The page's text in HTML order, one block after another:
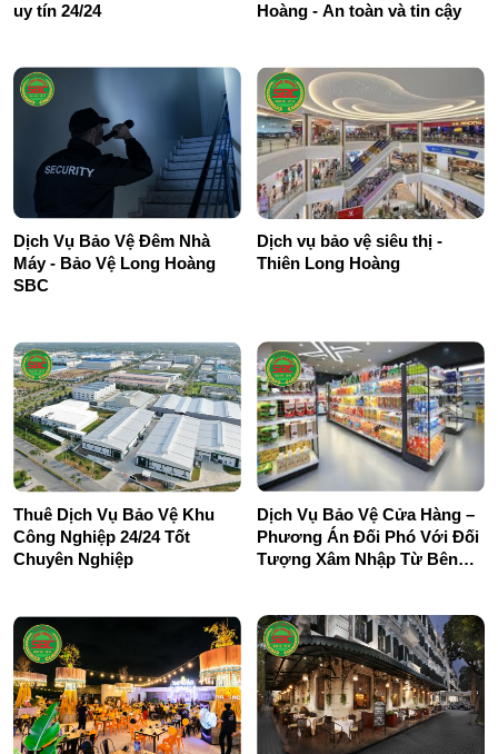
uy tín 24/24 Hoàng - An toàn và tin cậy
Dịch Vụ Bảo Vệ Đêm Nhà
Máy - Bảo Vệ Long Hoàng
SBC
Dịch vụ bảo vệ siêu thị -
Thiên Long Hoàng
Thuê Dịch Vụ Bảo Vệ Khu
Công Nghiệp 24/24 Tốt
Chuyên Nghiệp
Dịch Vụ Bảo Vệ Cửa Hàng –
Phương Án Đối Phó Với Đối
Tượng Xâm Nhập Từ Bên